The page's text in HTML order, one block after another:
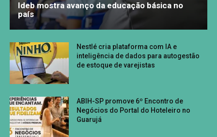
Ideb mostra avanço da educação básica no
país
Nestlé cria plataforma com IA e
inteligência de dados para autogestão
de estoque de varejistas
ABIH-SP promove 6º Encontro de
Negócios do Portal do Hoteleiro no
Guarujá